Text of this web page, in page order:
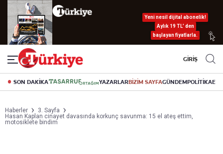
Yeni nesil dijital abonelik!
Aylık 19 TL’ den
başlayan fiyatlarla.
GİRİŞ
SON DAKİKA YAZARLARBİZİM SAYFAGÜNDEMPOLİTİKA
Haberler
3. Sayfa
Hasan Kaplan cinayet davasında korkunç savunma: 15 el ateş ettim,
motosiklete bindim